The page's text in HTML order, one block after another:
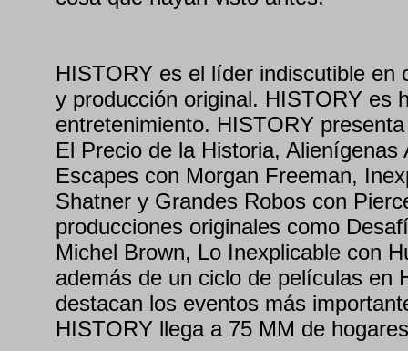
HISTORY es el líder indiscutible en
y producción original. HISTORY es
entretenimiento. HISTORY
El Precio de la Historia,
Escapes con Morgan Freeman,
Shatner y Grandes Robos con
producciones originales como
Michel Brown, Lo Inexplicable con
además de un ciclo de películas en
destacan los eventos más
HISTORY llega a 75 MM de